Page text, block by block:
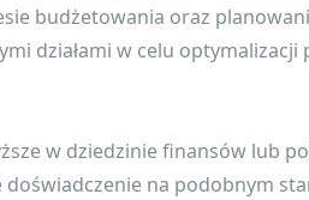
budżetowania oraz
działami w celu optymalizacji
w dziedzinie finansów lub
na podobnym